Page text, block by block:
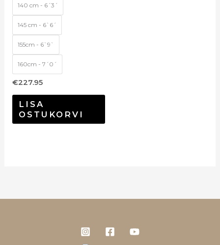
140 cm - 6´3´
145 cm - 6`6´
155cm - 6`9`
160cm - 7´0´
€227.95
LISA
OSTUKORVI